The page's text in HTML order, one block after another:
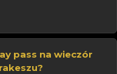
pass na wieczór